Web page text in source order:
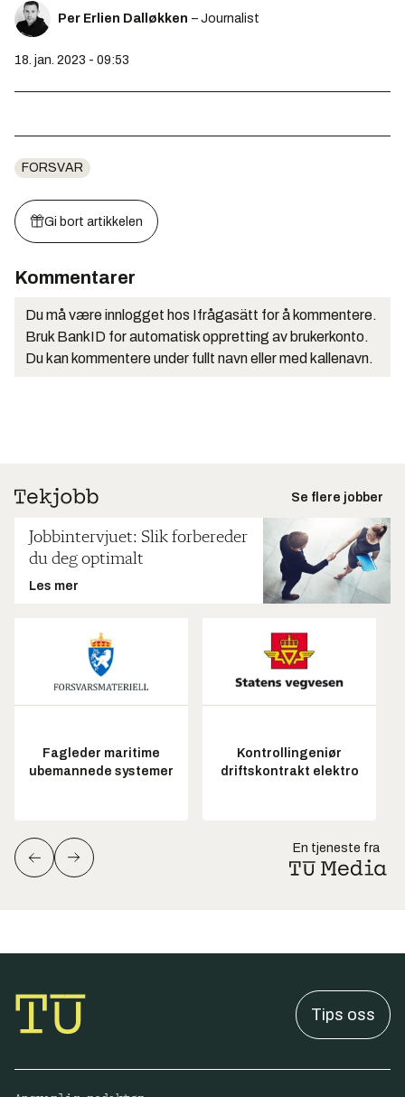
Per Erlien Dalløkken – Journalist
18. jan. 2023 - 09:53
FORSVAR
Gi bort artikkelen
Kommentarer
Du må være innlogget hos Ifrågasätt for å kommentere.
Bruk BankID for automatisk oppretting av brukerkonto.
Du kan kommentere under fullt navn eller med kallenavn.
Se flere jobber
Jobbintervjuet: Slik forbereder
du deg optimalt
Les mer
Fagleder maritime
ubemannede systemer
Kontrollingeniør
driftskontrakt elektro
En tjeneste fra
Tips oss